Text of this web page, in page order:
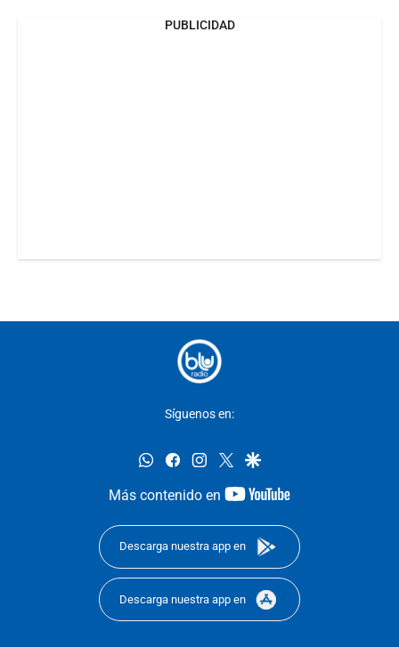
PUBLICIDAD
Síguenos en:
whatsappfacebookinstagram
twittergoogle
Más contenido en
youtube-
Descarga nuestra app en
Descarga nuestra app en